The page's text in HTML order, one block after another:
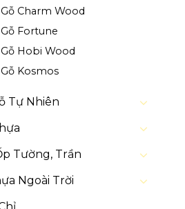
Charm Wood
Fortune
Hobi Wood
Kosmos
Tự Nhiên
Tường, Trần
Ngoài Trời